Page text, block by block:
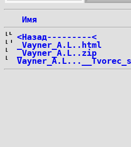
Имя
<Назад---------<
_Vayner_A.L..html
_Vayner_A.L..zip